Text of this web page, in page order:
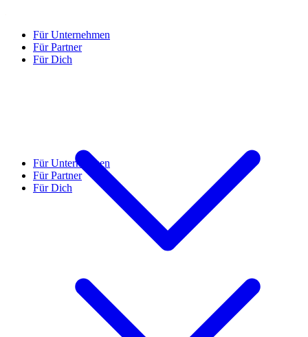
Für Unternehmen
Für Partner
Für Dich
Für Unternehmen
Für Partner
Für Dich